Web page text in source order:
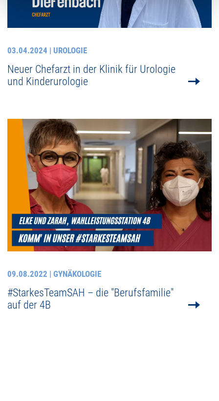
03.04.2024 | UROLOGIE
Neuer Chefarzt in der Klinik für Urologie
und Kinderurologie
09.08.2022 | GYNÄKOLOGIE
#StarkesTeamSAH – die "Berufsfamilie"
auf der 4B